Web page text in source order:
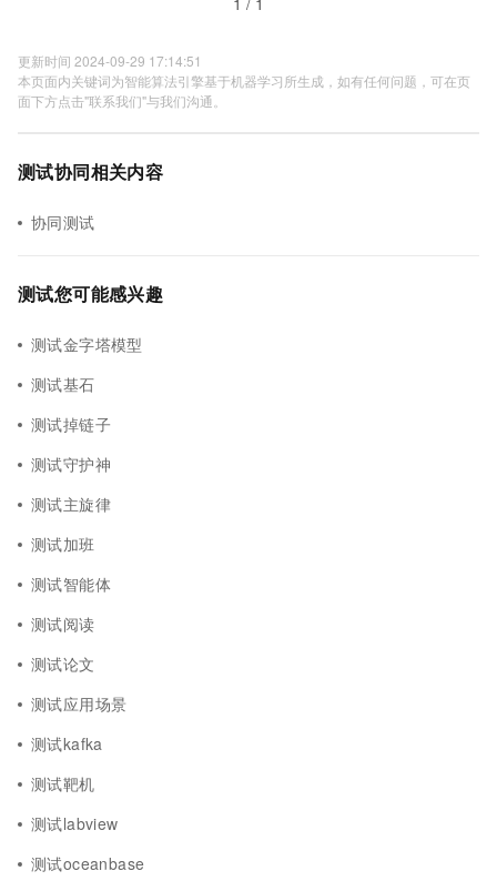
更新时间 2024-09-29 17:14:51
本页面内关键词为智能算法引擎基于机器学习所生成，如有任何问题，可在页
面下方点击"联系我们"与我们沟通。
测试协同相关内容
协同测试
测试您可能感兴趣
测试金字塔模型
测试基石
测试掉链子
测试守护神
测试主旋律
测试加班
测试智能体
测试阅读
测试论文
测试应用场景
测试kafka
测试靶机
测试labview
测试oceanbase